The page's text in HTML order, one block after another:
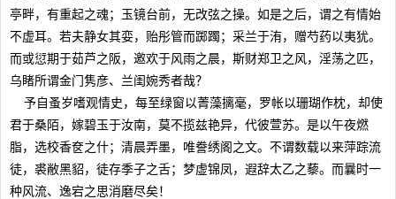
亭畔，有重起之魂；玉镜台前，无改弦之操。如是之后，谓之有情始
不虚耳。若夫静女其娈，贻彤管而踯躅；采兰于洧，赠芍药以夷犹。
而或愆期于茹芦之阪，邀欢于风雨之晨，斯财郑卫之风，淫荡之匹，
乌睹所谓金门隽彦、兰闺婉秀者哉？
予自蚤岁嗜观情史，每至绿窗以菁藻摛毫，罗帐以珊瑚作枕，却使
君于桑陌，嫁碧玉于汝南，莫不揽兹艳异，代彼萱苏。是以午夜燃
脂，选校香奁之什；清晨弄墨，唯誊绣阁之文。不谓数载以来萍踪流
徒，裘敝黑貂，徒存季子之舌；梦虚锦凤，遐辞太乙之藜。而曩时一
种风流、逸宕之思消磨尽矣！